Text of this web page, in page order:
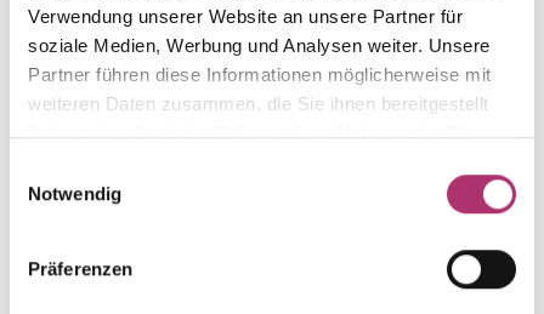
Verwendung unserer Website an unsere Partner für
soziale Medien, Werbung und Analysen weiter. Unsere
Partner führen diese Informationen möglicherweise mit
weiteren Daten zusammen, die Sie ihnen bereitgestellt
haben oder die sie im Rahmen Ihrer Nutzung der Dienste
Notwendig
Präferenzen
Stud Earrings · K11634G
Golden Moments · Ear Jewelry · Yellow Gold 585 ·
White Zirconia
UVP : € 339,00
Necklace · K11632R
UVP: € 495,00